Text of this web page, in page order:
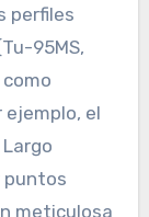
perfiles
95MS,
ejemplo, el
puntos
meticulosa